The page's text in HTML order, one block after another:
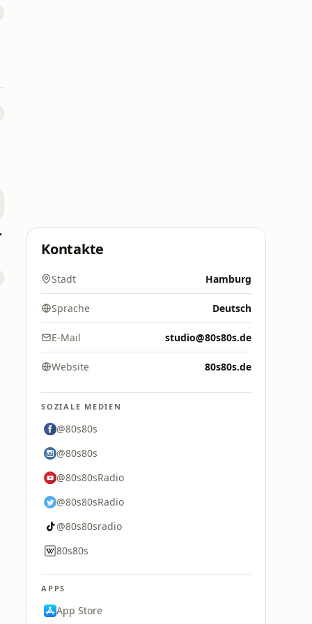
Kontakte
Stadt Hamburg
Sprache Deutsch
E-Mail studio@80s80s.de
Website 80s80s.de
SOZIALE MEDIEN
@80s80s
@80s80s
@80s80sRadio
@80s80sRadio
@80s80sradio
80s80s
APPS
App Store